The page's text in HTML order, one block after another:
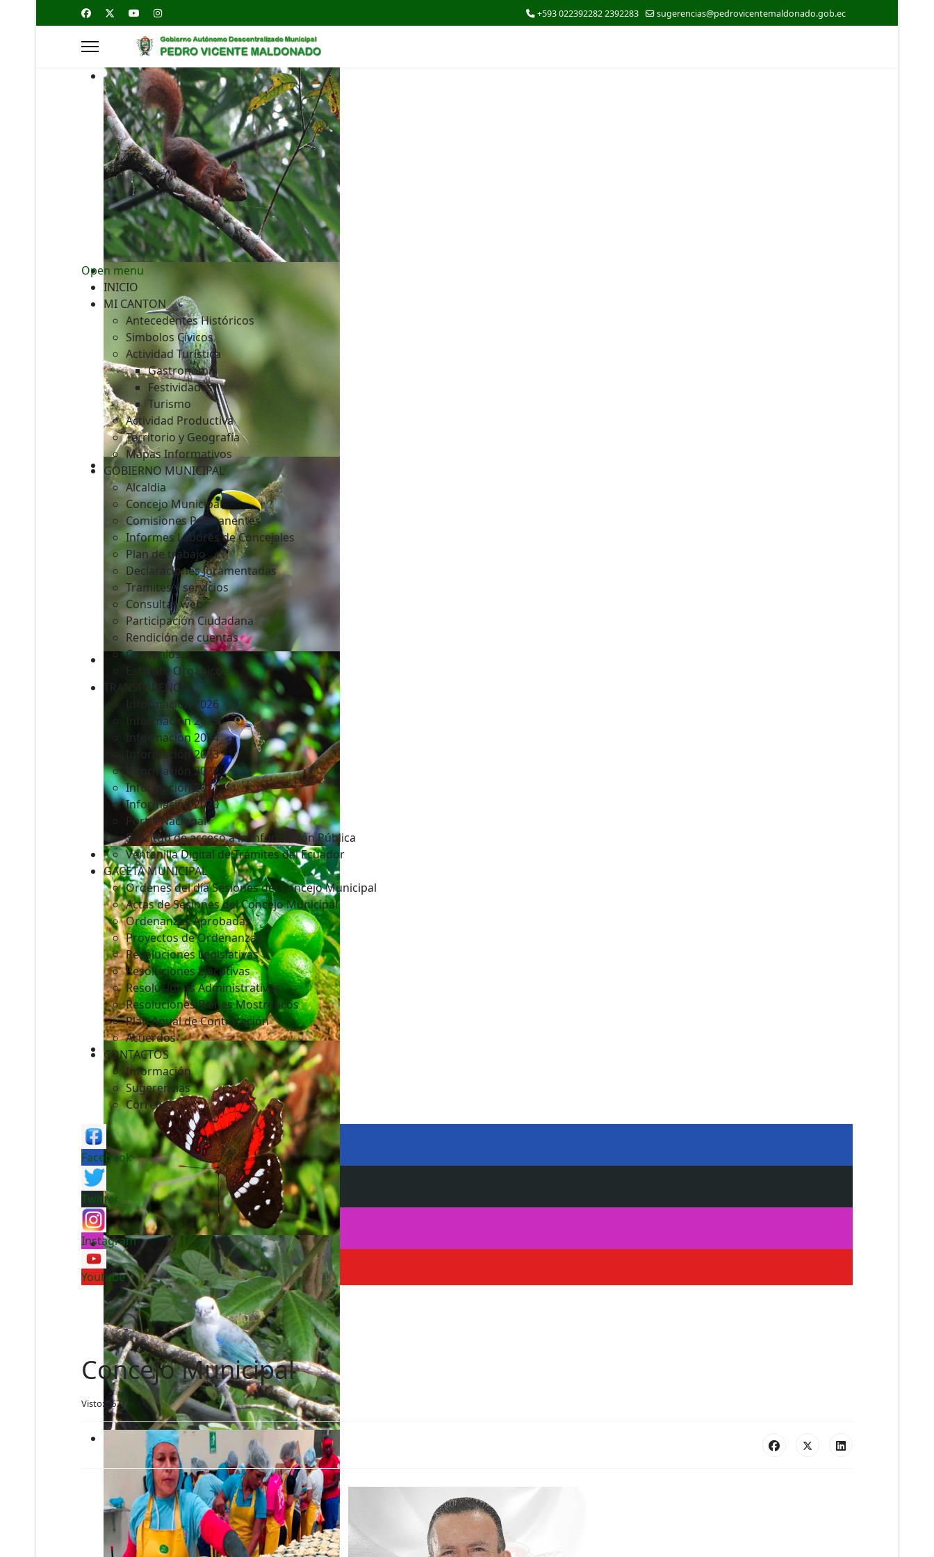
+593 022392282 2392283 sugerencias@pedrovicentemaldonado.gob.ec
Open menu
INICIO
MI CANTON
Antecedentes Históricos
Simbolos Cívicos
Actividad Turística
Gastronomía
Festividades
Turismo
Actividad Productiva
Territorio y Geografía
Mapas Informativos
GOBIERNO MUNICIPAL
Alcaldia
Concejo Municipal
Comisiones Permanentes
Informes Labores de Concejales
Plan de trabajo
Declaraciones Juramentadas
Tramites y servicios
Consultas web
Participación Ciudadana
Rendición de cuentas
Convenios
Estatuto Orgánico
TRANSPARENCIA
Informacion 2026
Informacion 2025
Informacion 2024
Información 2023
Información 2022
Información 2021
Información 2020
Portal Nacional
Solicitud de acceso a la Información Pública
Ventanilla Digital de Trámites del Ecuador
GACETA MUNICIPAL
Ordenes del día Sesiones del Concejo Municipal
Actas de Sesiones del Concejo Municipal
Ordenanzas Aprobadas
Proyectos de Ordenanzas
Resoluciones Legislativas
Resoluciones Ejecutivas
Resoluciones Administrativas
Resoluciones Bienes Mostrencos
Plan Anual de Contratación
Acuerdos
CONTACTOS
Información
Sugerencias
Correos
Facebook
Twitter
Instagram
Youtube
Concejo Municipal
Visto: 8671